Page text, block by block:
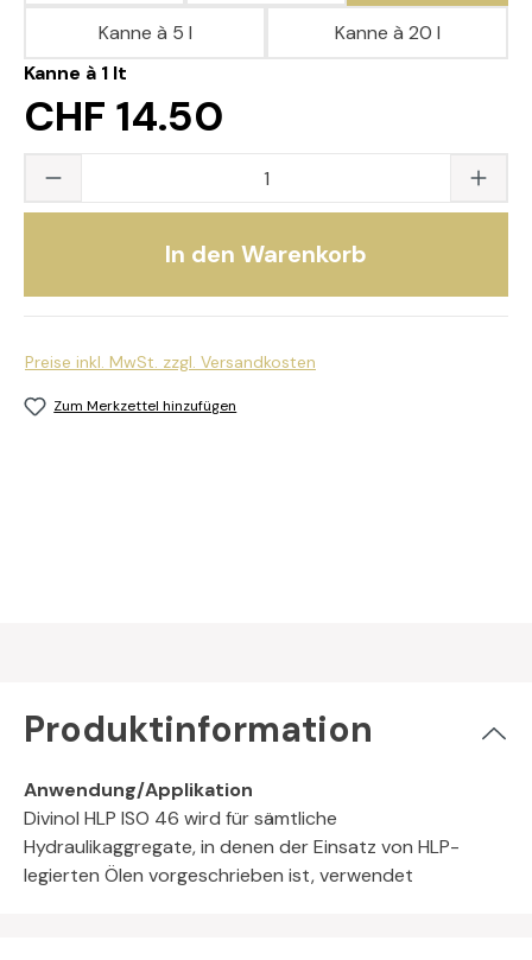
Kanne à 1 lt
CHF 14.50
Kanne à 5 l Kanne à 20 l
Produkt Anzahl: Gib den gewünschten
In den Warenkorb
Preise inkl. MwSt. zzgl. Versandkosten
Zum Merkzettel hinzufügen
Produktinformation
Anwendung/Applikation
Divinol HLP ISO 46 wird für sämtliche
Hydraulikaggregate, in denen der Einsatz von HLP-
legierten Ölen vorgeschrieben ist, verwendet